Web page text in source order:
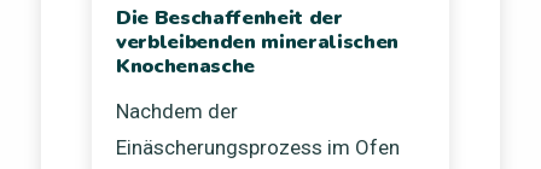
Die Beschaffenheit der
verbleibenden mineralischen
Knochenasche
Nachdem der
Einäscherungsprozess im Ofen